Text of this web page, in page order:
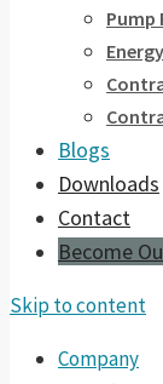
Pump
Blogs
Downloads
Contact
Become
Skip to content
Company